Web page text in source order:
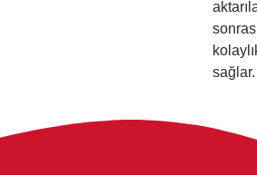
sağlar.